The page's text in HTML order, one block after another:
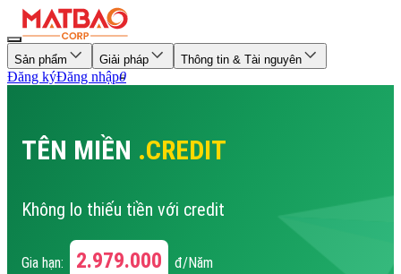
Sản phẩm Giải pháp Thông tin & Tài nguyên
Đăng kýĐăng nhập0
TÊN MIỀN .CREDIT
Không lo thiếu tiền với credit
Gia hạn: 2.979.000 đ/Năm